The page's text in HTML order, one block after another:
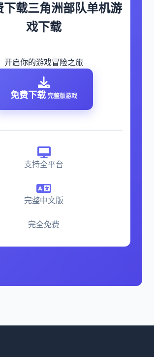
下载三角洲部队单机游
戏下载
开启你的游戏冒险之旅
免费下载 完整版游戏
支持全平台
完整中文版
完全免费